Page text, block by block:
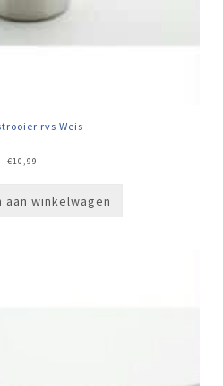
rvs Weis
€10,99
aan winkelwagen